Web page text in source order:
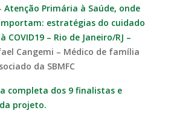
Atenção Primária à Saúde, onde
estratégias do cuidado
– Rio de Janeiro/RJ –
Cangemi – Médico de família
da SBMFC
completa dos 9 finalistas e
projeto.